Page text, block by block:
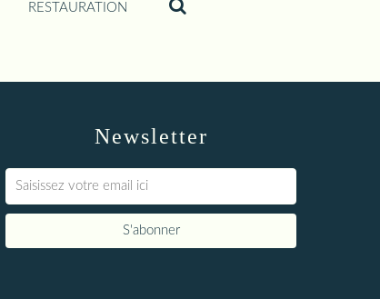
RESTAURATION
Newsletter